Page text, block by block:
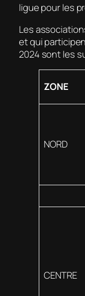
ligue pour les
Les
et qui
2024 sont les
ZONE
NORD
CENTRE